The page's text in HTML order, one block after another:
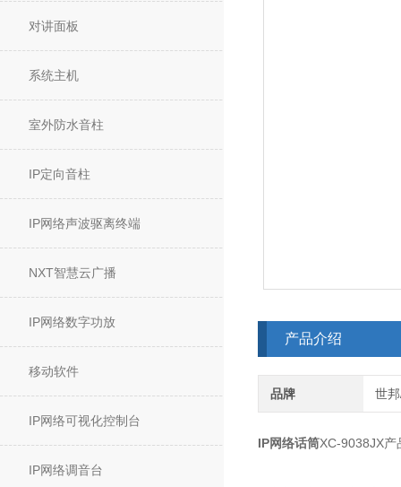
对讲面板
系统主机
室外防水音柱
IP定向音柱
IP网络声波驱离终端
NXT智慧云广播
IP网络数字功放
移动软件
IP网络可视化控制台
IP网络调音台
产品介绍
品牌 世
IP网络话筒XC-9038JX产